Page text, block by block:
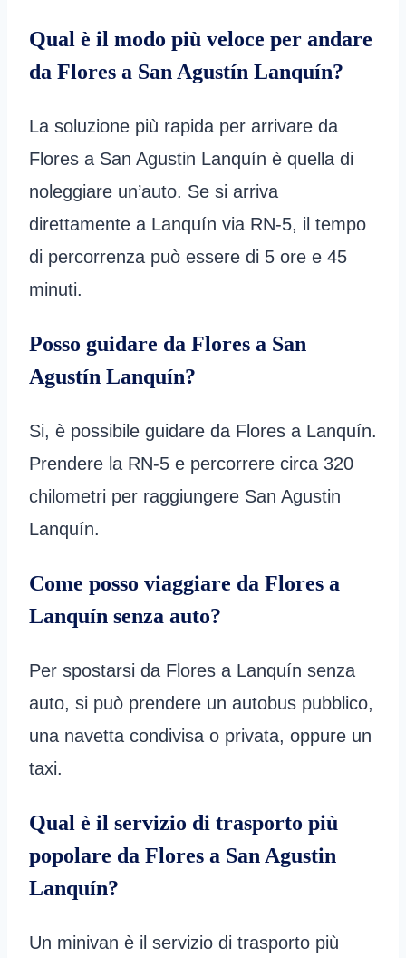
Qual è il modo più veloce per andare
da Flores a San Agustín Lanquín?
La soluzione più rapida per arrivare da
Flores a San Agustin Lanquín è quella di
noleggiare un’auto. Se si arriva
direttamente a Lanquín via RN-5, il tempo
di percorrenza può essere di 5 ore e 45
minuti.
Posso guidare da Flores a San
Agustín Lanquín?
Si, è possibile guidare da Flores a Lanquín.
Prendere la RN-5 e percorrere circa 320
chilometri per raggiungere San Agustin
Lanquín.
Come posso viaggiare da Flores a
Lanquín senza auto?
Per spostarsi da Flores a Lanquín senza
auto, si può prendere un autobus pubblico,
una navetta condivisa o privata, oppure un
taxi.
Qual è il servizio di trasporto più
popolare da Flores a San Agustin
Lanquín?
Un minivan è il servizio di trasporto più